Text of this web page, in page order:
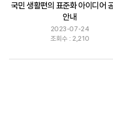
국민 생활편의 표준화 아이디어
안내
2023-07-24
조회수 : 2,210